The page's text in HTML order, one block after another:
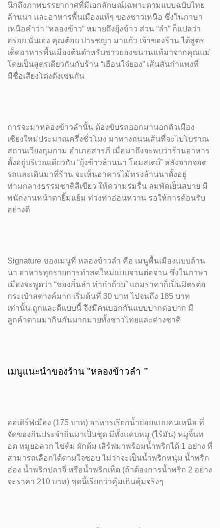
นึกถึงภาพบรรยากาศที่มีเอกลักษณ์เฉพาะตามแบบฉบับไทย
ล้านนา และอาหารพื้นเมืองแท้ๆ ของชาวเหนือ ซึ่งในภาษา
เหนือคำว่า “หลองข้าว” หมายถึงยุ้งข้าว ส่วน “ลำ” ก็แปลว่า
อร่อย นั่นเอง คุณต้อย ปารชญา มาแก้ว เจ้าของร้าน ได้สูตร
เด็ดอาหารพื้นเมืองต้นตำหรับชาวยองขนานแท้มาจากคุณแม่
โดยเป็นสูตรเดียวกันกับร้าน “เฮือนใจ๋ยอง” เส้นสันกำแพงที่
มีชื่อเสียงโด่งดังเช่นกัน
การจะมาหลองข้าวลำนั้น ต้องขับรถออกมานอกตัวเมือง
เชียงใหม่ประมาณครึ่งชั่วโมง มาทางถนนเส้นที่จะไปโบราณ
สถานเวียงกุมกาม อำเภอสารภี เมื่อมาถึงจะพบว่าร้านอาหาร
ตั้งอยู่บริเวณเดียวกับ “ยุ้งข้าวล้านนา โฮมสเตย์” หลังจากจอด
รถและเดินมาที่ร้าน จะเห็นอาคารไม้ทรงล้านนาตั้งอยู่
ท่ามกลางธรรมชาติสีเขียว ให้ความร่มรื่น ลมพัดเย็นสบาย มี
พนักงานหน้าตายิ้มแย้ม ท่วงท่าอ่อนหวาน รอให้การต้อนรับ
อย่างดี
Signature ของเมนูที่ หลองข้าวลำ คือ เมนูพื้นเมืองแบบล้าน
นา อาหารทุกรายการทำสดใหม่แบบจานต่อจาน ซึ่งในภาษา
เมืองจะพูดว่า “ของกิ๋นลำ ทำกำถ้วย” แถมราคาก็เป็นมิตรต่อ
กระเป๋าสตางค์มาก เริ่มต้นที่ 30 บาท ไปจนถึง 185 บาท
เท่านั้น ถูกและดีแบบนี้ จึงมีคนบอกกันแบบปากต่อปาก มี
ลูกค้าตามมากินกันมากมายทั้งชาวไทยและต่างชาติ
เมนูแนะนำของร้าน "หลองข้าวลำ "
ออเดิร์ฟเมือง (175 บาท) อาหารเรียกน้ำย่อยแบบคนเหนือ ที่
จัดของกินประจำถิ่นมาเป็นชุด มีทั้งแคบหมู (ไร้มัน) หมูจิ้นท
อด หมูยอลวก ไข่ต้ม ผักต้ม เสิร์ฟมาพร้อมน้ำพริกได้ 1 อย่าง ที่
สามารถเลือกได้ตามใจชอบ ไม่ว่าจะเป็นน้ำพริกหนุ่ม น้ำพริก
อ่อง น้ำพริกปลาจี่ หรือน้ำพริกเห็ด (ถ้าต้องการน้ำพริก 2 อย่าง
จะราคา 210 บาท) ชุดนี้เรียกว่าคุ้มเกินคุ้มจริงๆ